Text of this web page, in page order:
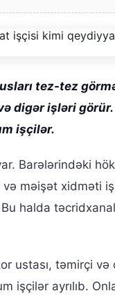
tez-tez
digər işləri
işçilər.
Barələrindəki
və məişət xidməti
halda
ustası, təmirçi və
işçilər ayrılıb.